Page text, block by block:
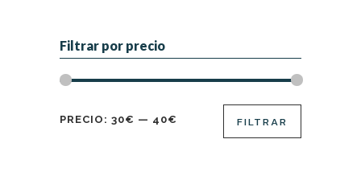
Filtrar por precio
Precio
Precio
FILTRAR
PRECIO: 30€ — 40€